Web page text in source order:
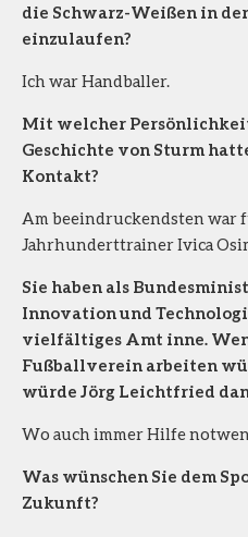
die Schwarz-Weißen in
einzulaufen?
Ich war Handballer.
Mit welcher
Geschichte von Sturm
Kontakt?
Am beeindruckendsten war
Jahrhunderttrainer Ivica
Sie haben als
Innovation und
vielfältiges Amt inne.
Fußballverein arbeiten
würde Jörg Leichtfried
Wo auch immer Hilfe
Was wünschen Sie dem
Zukunft?